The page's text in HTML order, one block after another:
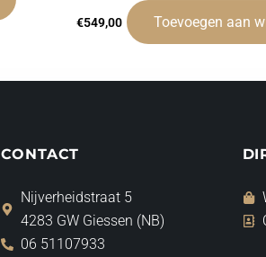
€549,00 Toevoegen aan
CONTACT
Nijverheidstraat 5
4283 GW Giessen (NB)
06 51107933